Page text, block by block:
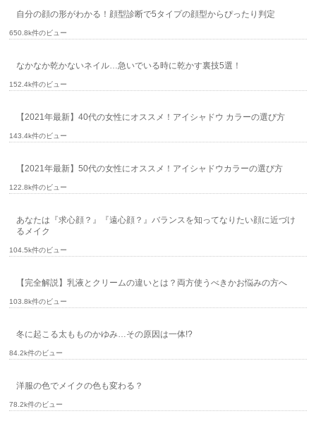
自分の顔の形がわかる！顔型診断で5タイプの顔型からぴったり判定
650.8k件のビュー
なかなか乾かないネイル…急いでいる時に乾かす裏技5選！
152.4k件のビュー
【2021年最新】40代の女性にオススメ！アイシャドウ カラーの選び方
143.4k件のビュー
【2021年最新】50代の女性にオススメ！アイシャドウカラーの選び方
122.8k件のビュー
あなたは『求心顔？』『遠心顔？』バランスを知ってなりたい顔に近づけ
るメイク
104.5k件のビュー
【完全解説】乳液とクリームの違いとは？両方使うべきかお悩みの方へ
103.8k件のビュー
冬に起こる太もものかゆみ…その原因は一体!?
84.2k件のビュー
洋服の色でメイクの色も変わる？
78.2k件のビュー